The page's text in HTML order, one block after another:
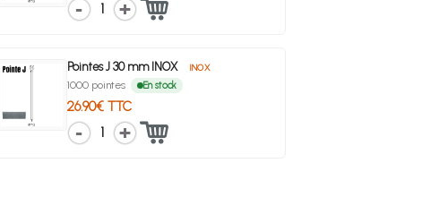
1
Pointes J 30 mm INOX INOX
1000 pointes En stock
26.90€ TTC
1